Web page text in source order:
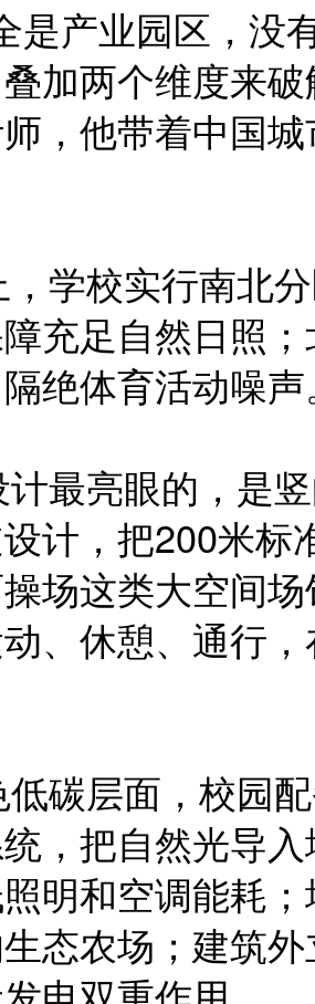
是产业园区，没
加两个维度来
，他带着中国
学校实行南北
充足自然日照
绝体育活动噪
最亮眼的，是
计，把200米标
场这类大空间
、休憩、通行
碳层面，校园
，把自然光导
明和空调能耗
态农场；建筑